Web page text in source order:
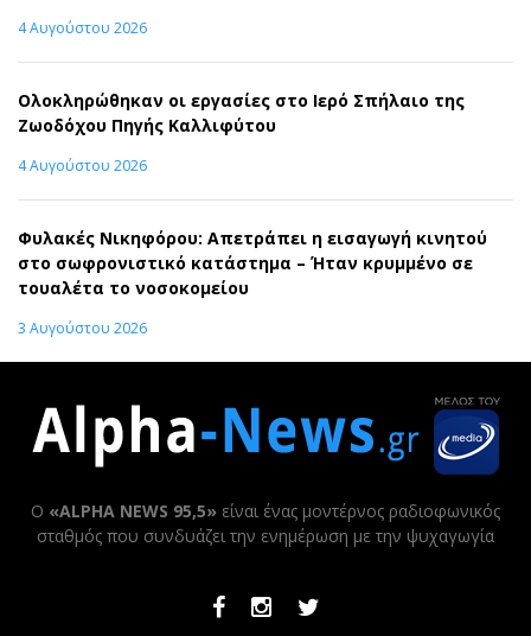
4 Αυγούστου 2026
Ολοκληρώθηκαν οι εργασίες στο Ιερό Σπήλαιο της
Ζωοδόχου Πηγής Καλλιφύτου
4 Αυγούστου 2026
Φυλακές Νικηφόρου: Απετράπει η εισαγωγή κινητού
στο σωφρονιστικό κατάστημα – Ήταν κρυμμένο σε
τουαλέτα το νοσοκομείου
3 Αυγούστου 2026
Ο «ALPHA NEWS 95,5» είναι ένας μοντέρνος ραδιοφωνικός
σταθμός που συνδυάζει την ενημέρωση με την ψυχαγωγία
FacebookInstagramTwitter